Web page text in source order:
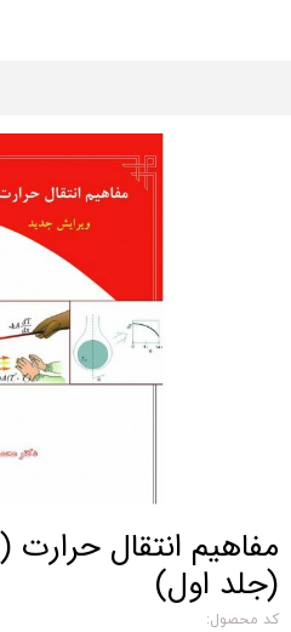
مفاهیم انتقال
(جلد اول)
کد محصول: